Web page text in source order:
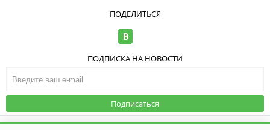
ПОДЕЛИТЬСЯ
ПОДПИСКА НА НОВОСТИ
Подписаться
© ООО "ИзоТоп", 2006-2026. Все права